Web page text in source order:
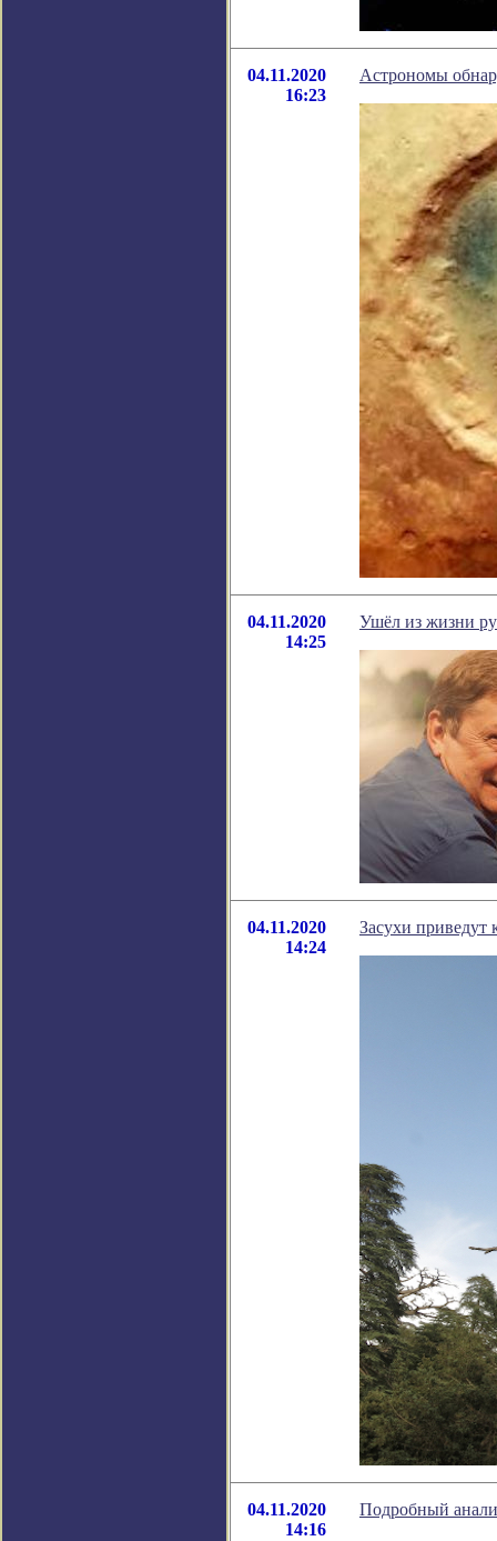
04.11.2020
16:23
Астрономы
04.11.2020
14:25
Ушёл из жизни
04.11.2020
14:24
Засухи приведут
04.11.2020
14:16
Подробный